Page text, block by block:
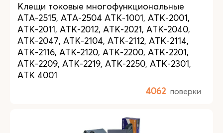
Клещи токовые многофункциональные
АТА-2515, АТА-2504 АТК-1001, АТК-2001,
АТК-2011, АТК-2012, АТК-2021, АТК-2040,
АТК-2047, АТК-2104, АТК-2112, АТК-2114,
АТК-2116, АТК-2120, АТК-2200, АТК-2201,
АТК-2209, АТК-2219, АТК-2250, АТК-2301,
АТК 4001
4062 поверки